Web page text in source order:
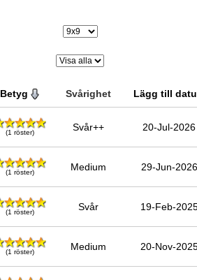
Betyg Svårighet Lägg till
(1 röster)
Svår++ 20-Jul-2026
(1 röster) Medium 29-Jun-2026
(1 röster) Svår 19-Feb-
(1 röster) Medium 20-Nov-